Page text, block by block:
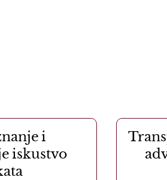
i
iskustvo